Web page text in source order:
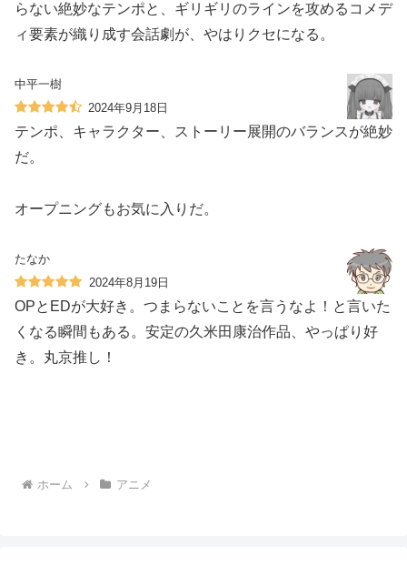
らない絶妙なテンポと、ギリギリのラインを攻めるコメデ
ィ要素が織り成す会話劇が、やはりクセになる。
中平一樹
2024年9月18日
テンポ、キャラクター、ストーリー展開のバランスが絶妙
だ。
オープニングもお気に入りだ。
たなか
2024年8月19日
OPとEDが大好き。つまらないことを言うなよ！と言いた
くなる瞬間もある。安定の久米田康治作品、やっぱり好
き。丸京推し！
ホーム アニメ